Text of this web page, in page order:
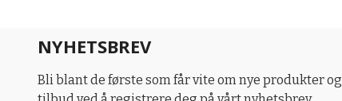
NYHETSBREV
Bli blant de første som får vite om nye produkter og